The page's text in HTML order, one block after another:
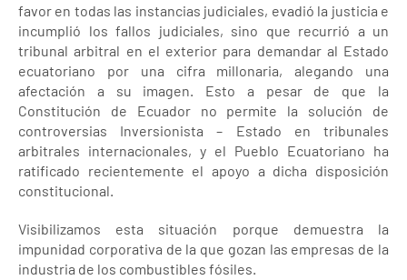
favor en todas las instancias judiciales, evadió la justicia e
incumplió los fallos judiciales, sino que recurrió a un
tribunal arbitral en el exterior para demandar al Estado
ecuatoriano por una cifra millonaria, alegando una
afectación a su imagen. Esto a pesar de que la
Constitución de Ecuador no permite la solución de
controversias Inversionista – Estado en tribunales
arbitrales internacionales, y el Pueblo Ecuatoriano ha
ratificado recientemente el apoyo a dicha disposición
constitucional.
Visibilizamos esta situación porque demuestra la
impunidad corporativa de la que gozan las empresas de la
industria de los combustibles fósiles.